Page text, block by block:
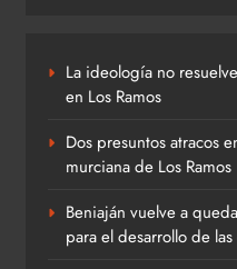
La ideología no
en Los Ramos
Dos presuntos atracos
murciana de Los Ramos
Beniaján vuelve a
para el desarrollo de